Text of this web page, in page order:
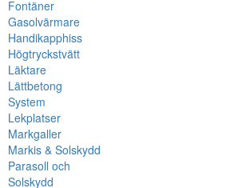
Fontäner
Gasolvärmare
Handikapphiss
Högtryckstvätt
Läktare
Lättbetong
System
Lekplatser
Markgaller
Markis & Solskydd
Parasoll och
Solskydd